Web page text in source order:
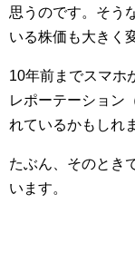
思うのです。そう
いる株価も大きく
10年前までスマホ
レポーテーション
れているかもしれ
たぶん、そのとき
います。